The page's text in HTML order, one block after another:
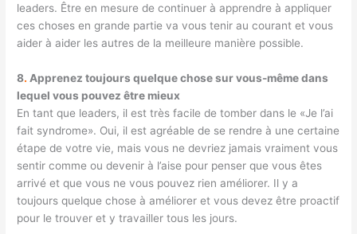
leaders. Être en mesure de continuer à apprendre à appliquer
ces choses en grande partie va vous tenir au courant et vous
aider à aider les autres de la meilleure manière possible.
8. Apprenez toujours quelque chose sur vous-même dans
lequel vous pouvez être mieux
En tant que leaders, il est très facile de tomber dans le «Je l’ai
fait syndrome». Oui, il est agréable de se rendre à une certaine
étape de votre vie, mais vous ne devriez jamais vraiment vous
sentir comme ou devenir à l’aise pour penser que vous êtes
arrivé et que vous ne vous pouvez rien améliorer. Il y a
toujours quelque chose à améliorer et vous devez être proactif
pour le trouver et y travailler tous les jours.